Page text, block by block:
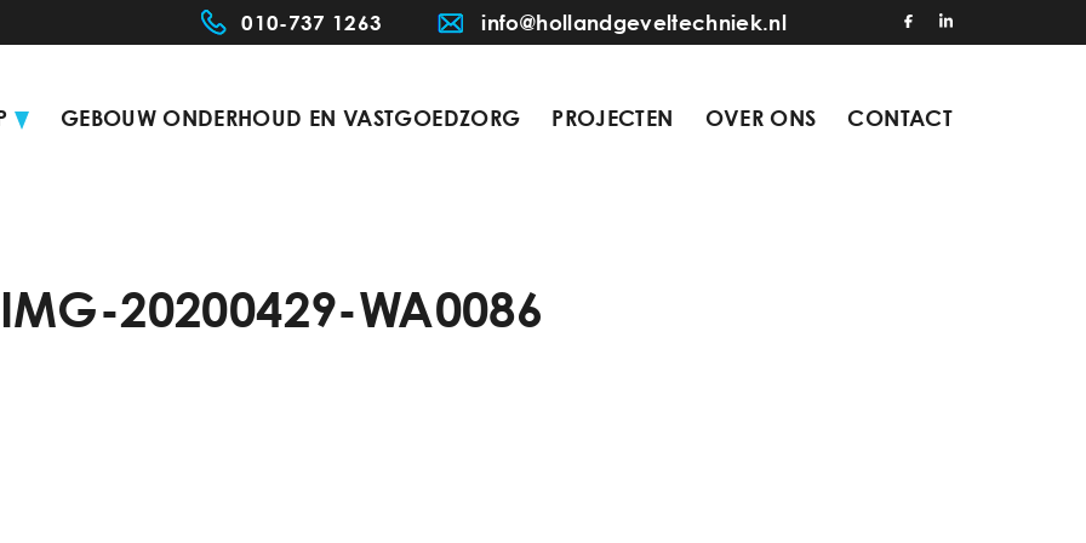
010-737 1263 info@hollandgeveltechniek.nl
GEBOUW ONDERHOUD EN VASTGOEDZORG PROJECTEN OVER ONS CONTACT
IMG-20200429-WA0086